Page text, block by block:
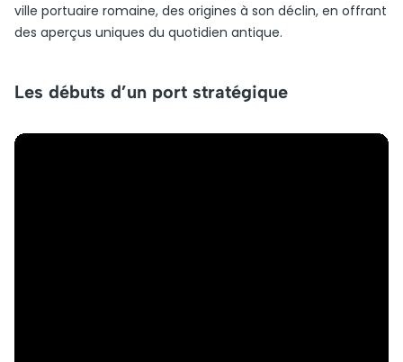
ville portuaire romaine, des origines à son déclin, en offrant
des aperçus uniques du quotidien antique.
Les débuts d’un port stratégique